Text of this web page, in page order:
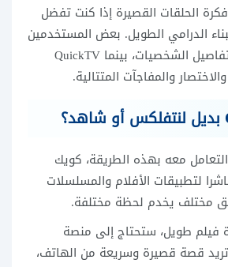
الحلقات القصيرة إذا كنت تفضل
الدرامي الطويل. بعض المستخدمين
يحبون الدخول في تفاصيل الشخصيات، بينما QuickTV
والمفاجآت المتتالية.
التعامل معه بهذه الطريقة، كويك
لتطبيقات الأفلام والمسلسلات
مختلف يخدم لحظة مختلفة.
فيلم طويل، ستحتاج إلى منصة
تريد قصة قصيرة وسريعة من الهاتف،